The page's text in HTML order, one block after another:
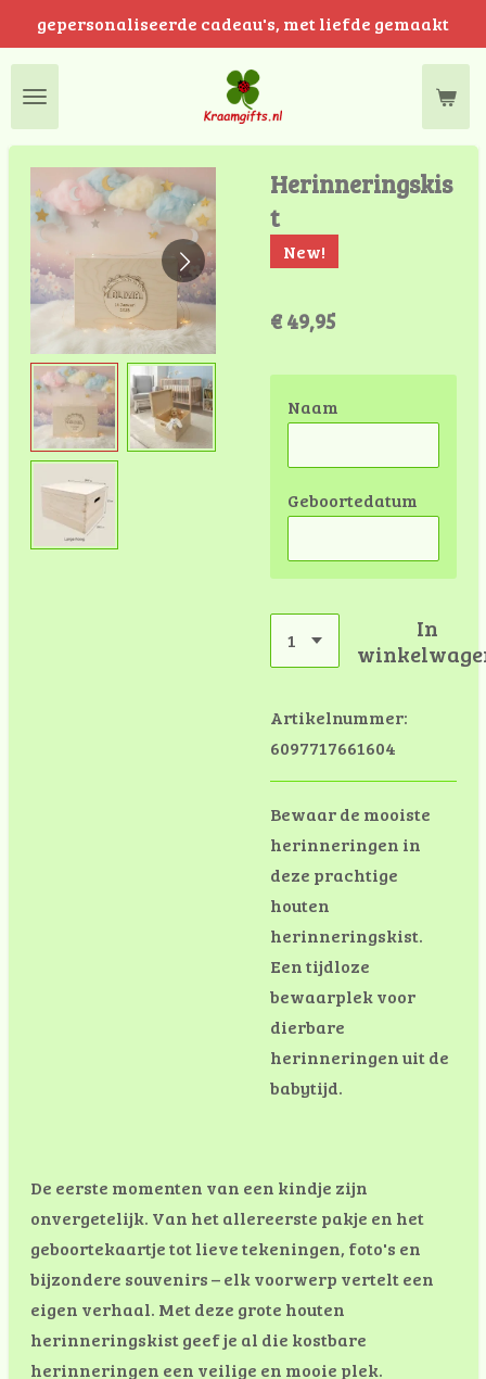
naar
hoofdinhoud
gepersonaliseerde cadeau's, met liefde gemaakt
Herinneringskis
t
New!
€ 49,95
Naam
Geboortedatum
In
Artikelnummer:
6097717661604
Bewaar de mooiste
herinneringen in
deze prachtige
houten
herinneringskist.
Een tijdloze
bewaarplek voor
dierbare
herinneringen uit de
babytijd.
De eerste momenten van een kindje zijn
onvergetelijk. Van het allereerste pakje en het
geboortekaartje tot lieve tekeningen, foto's en
bijzondere souvenirs – elk voorwerp vertelt een
eigen verhaal. Met deze grote houten
herinneringskist geef je al die kostbare
herinneringen een veilige en mooie plek.